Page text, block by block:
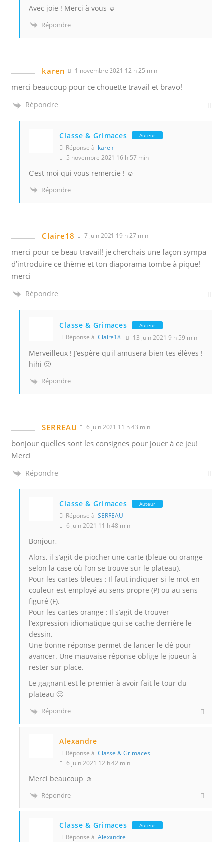
Avec joie ! Merci à vous ☺️
Répondre
karen 1 novembre 2021 12 h 25 min
merci beaucoup pour ce chouette travail et bravo!
Répondre
Classe & Grimaces Auteur
Réponse à karen
5 novembre 2021 16 h 57 min
C’est moi qui vous remercie ! ☺️
Répondre
Claire18 7 juin 2021 19 h 27 min
merci pour ce beau travail! je cherchais une façon sympa
d’introduire ce thème et ton diaporama tombe à pique!
merci
Répondre
Classe & Grimaces Auteur
Réponse àClaire18 13 juin 2021 9 h 59 min
Merveilleux ! J’espère qu’il amusera bien tes élèves !
hihi 🙂
Répondre
SERREAU 6 juin 2021 11 h 43 min
bonjour quelles sont les consignes pour jouer à ce jeu!
Merci
Répondre
Classe & Grimaces Auteur
Réponse àSERREAU
6 juin 2021 11 h 48 min
Bonjour,
Alors, il s’agit de piocher une carte (bleue ou orange
selon la case où l’on se trouve sur le plateau).
Pour les cartes bleues : Il faut indiquer si le mot en
couleur est employé au sens propre (P) ou au sens
figuré (F).
Pour les cartes orange : Il s’agit de trouver
l’expression idiomatique qui se cache derrière le
dessin.
Une bonne réponse permet de lancer le dé pour
avancer. Une mauvaise réponse oblige le joueur à
rester sur place.
Le gagnant est le premier à avoir fait le tour du
plateau 🙂
Répondre
Alexandre
Réponse àClasse & Grimaces
6 juin 2021 12 h 42 min
Merci beaucoup ☺
Répondre
Classe & Grimaces Auteur
Réponse àAlexandre